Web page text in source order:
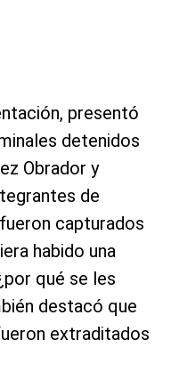
presentó
detenidos
Obrador y
de
capturados
habido una
qué se les
destacó que
extraditados